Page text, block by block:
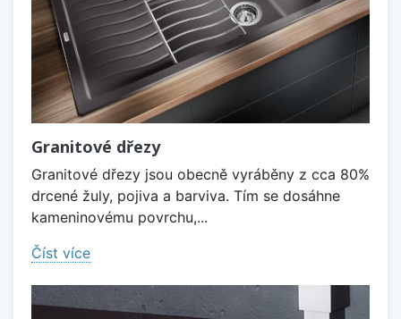
Granitové dřezy
Granitové dřezy jsou obecně vyráběny z cca 80%
drcené žuly, pojiva a barviva. Tím se dosáhne
kameninovému povrchu,...
Číst více